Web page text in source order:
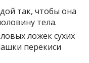
так, чтобы она
тела.
ложек сухих
перекиси